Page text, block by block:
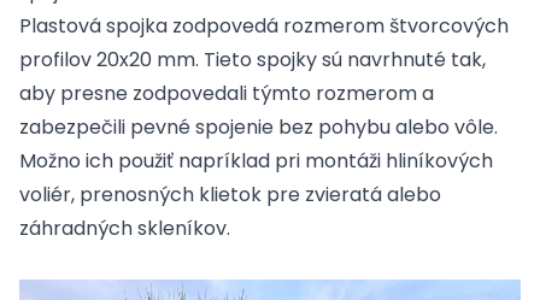
Plastová spojka zodpovedá rozmerom štvorcových
profilov 20x20 mm. Tieto spojky sú navrhnuté tak,
aby presne zodpovedali týmto rozmerom a
zabezpečili pevné spojenie bez pohybu alebo vôle.
Možno ich použiť napríklad pri montáži hliníkových
voliér, prenosných klietok pre zvieratá alebo
záhradných skleníkov.